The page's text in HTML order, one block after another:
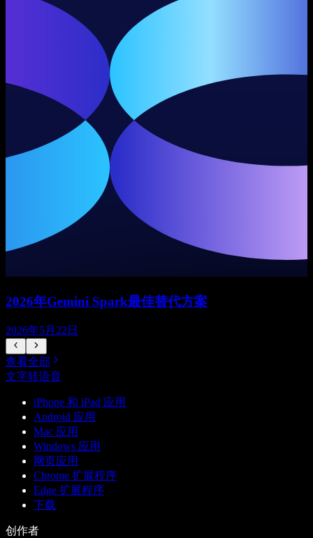
2026年Gemini Spark最佳替代方案
2026年5月22日
查看全部
文字转语音
iPhone 和 iPad 应用
Android 应用
Mac 应用
Windows 应用
网页应用
Chrome 扩展程序
Edge 扩展程序
下载
创作者